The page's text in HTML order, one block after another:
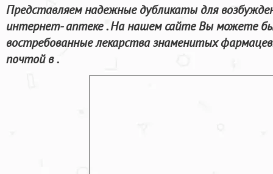
Представляем надежные дубликаты для
интернет- аптеке . На нашем сайте Вы можете
востребованные лекарства знаменитых
почтой в .